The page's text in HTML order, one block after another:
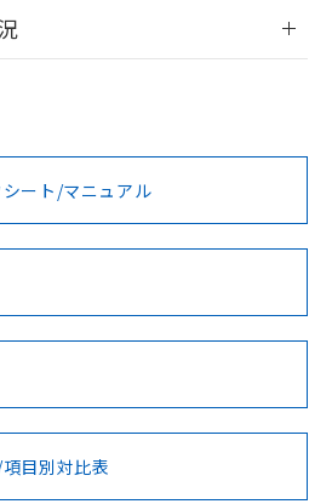
グイン/会員登録
用いただく前に、以下を必ずお読
凡例
・凡例
Cd Cr(VI)
ート/マニュアル
目別対比表